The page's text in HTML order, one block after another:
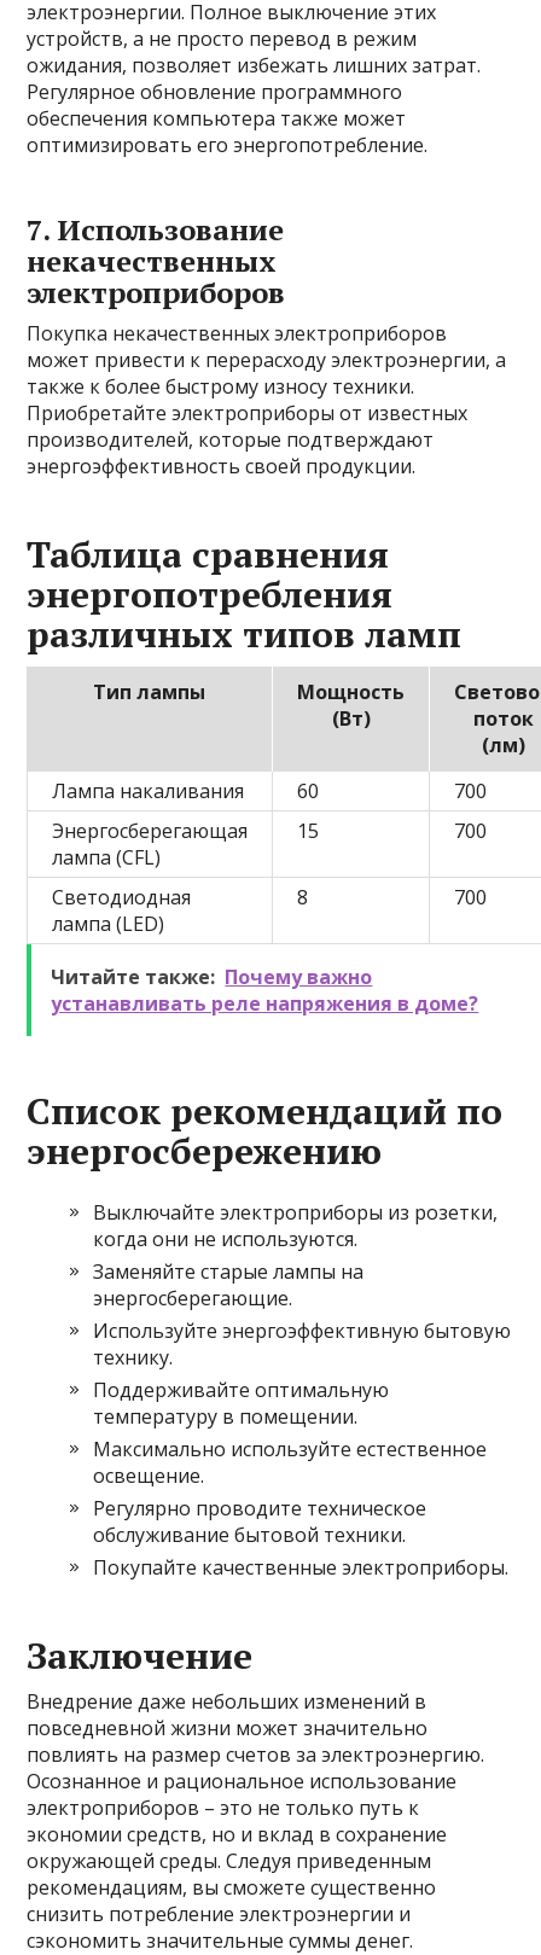
электроэнергии. Полное выключение этих
устройств, а не просто перевод в режим
ожидания, позволяет избежать лишних затрат.
Регулярное обновление программного
обеспечения компьютера также может
оптимизировать его энергопотребление.
7. Использование
некачественных
электроприборов
Покупка некачественных электроприборов
может привести к перерасходу электроэнергии, а
также к более быстрому износу техники.
Приобретайте электроприборы от известных
производителей, которые подтверждают
энергоэффективность своей продукции.
Таблица сравнения
энергопотребления
различных типов ламп
Тип лампы
Мощность
(Вт)
поток
(лм)
Лампа накаливания
60
700
Энергосберегающая
лампа (CFL)
15 700
Светодиодная
лампа (LED)
8 700
Читайте также: Почему важно
устанавливать реле напряжения в доме?
Список рекомендаций по
энергосбережению
Выключайте электроприборы из розетки,
когда они не используются.
Заменяйте старые лампы на
энергосберегающие.
Используйте энергоэффективную бытовую
технику.
Поддерживайте оптимальную
температуру в помещении.
Максимально используйте естественное
освещение.
Регулярно проводите техническое
обслуживание бытовой техники.
Покупайте качественные электроприборы.
Заключение
Внедрение даже небольших изменений в
повседневной жизни может значительно
повлиять на размер счетов за электроэнергию.
Осознанное и рациональное использование
электроприборов – это не только путь к
экономии средств, но и вклад в сохранение
окружающей среды. Следуя приведенным
рекомендациям, вы сможете существенно
снизить потребление электроэнергии и
сэкономить значительные суммы денег.